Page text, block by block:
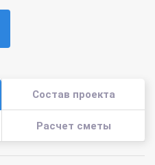
Состав проекта
Расчет сметы